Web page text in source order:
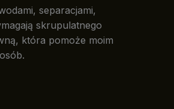
separacjami,
skrupulatnego
która pomoże moim